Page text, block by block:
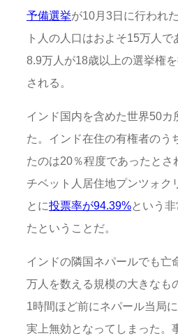
予備選挙が10月3日に行われ
ト人の人口はおよそ15万人
8.9万人が18歳以上の選挙権
される。
インド国内を含めた世界50カ
た。インド在住の有権者のう
たのは20％程度であったとさ
チベット人居住地プンツォク
とに投票率が94.39%という
たということだ。
インドの隣国ネパールでも亡
万人を数える規模の大きなも
1時間ほど前にネパール当局
実上無効となってしまった。